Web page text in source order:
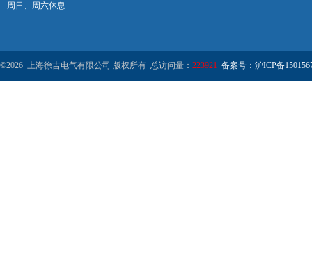
周日、周六休息
©2026 上海徐吉电气有限公司 版权所有 总访问量： 223921 备案号：沪ICP备